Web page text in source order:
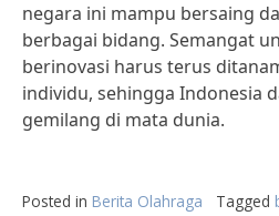
negara ini mampu bersaing
berbagai bidang. Semangat
berinovasi harus terus
individu, sehingga Indonesia
gemilang di mata dunia.
Posted in Berita Olahraga Tagged